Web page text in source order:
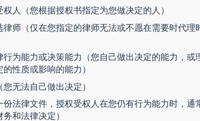
权人
（您根据授权书指定为您做决定的人）
律师（仅在您指定的律师无法或不愿在需要时代理
行为能力或决策能力 （您自己做出决定的能力，或
性质或影响的能力）
（您无法自己做出决定）
份法律文件，授权受权人在您仍有行为能力时，通
和法律决定）